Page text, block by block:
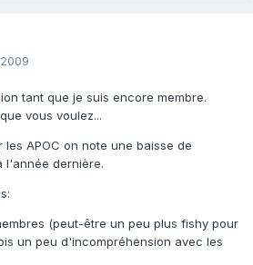
tant que je suis encore membre.
vous voulez...
les APOC on note une baisse de
l'année dernière.
(peut-être un peu plus fishy pour
un peu d'incompréhension avec les